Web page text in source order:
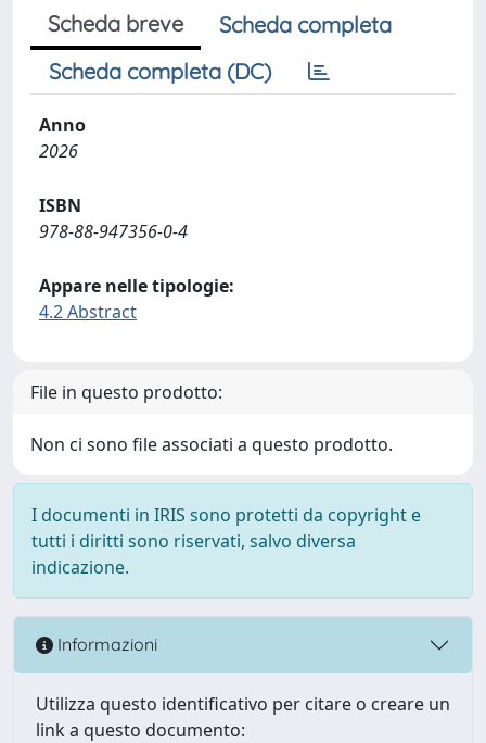
Scheda breve
Scheda completa
Scheda completa (DC)
Anno
2026
ISBN
978-88-947356-0-4
Appare nelle tipologie:
4.2 Abstract
File in questo prodotto:
Non ci sono file associati a questo prodotto.
I documenti in IRIS sono protetti da copyright e
tutti i diritti sono riservati, salvo diversa
indicazione.
Informazioni
Utilizza questo identificativo per citare o creare un
link a questo documento: